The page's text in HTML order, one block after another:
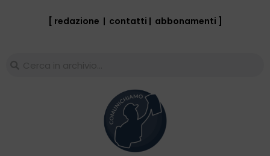
[ redazione | contatti | abbonamenti ]